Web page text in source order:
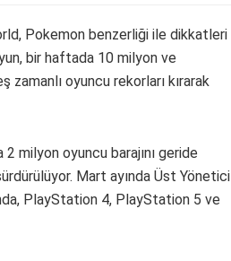
Pokemon benzerliği ile dikkatleri
bir haftada 10 milyon ve
zamanlı oyuncu rekorları kırarak
milyon oyuncu barajını geride
Mart ayında Üst Yönetici
PlayStation 4, PlayStation 5 ve